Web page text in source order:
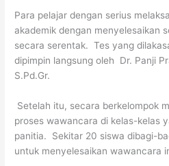
Para pelajar dengan serius
akademik dengan menyelesaikan
secara serentak. Tes yang
dipimpin langsung oleh Dr. Panji
S.Pd.Gr.
Setelah itu, secara berkelompok
proses wawancara di kelas-kelas
panitia. Sekitar 20 siswa dibagi-
untuk menyelesaikan wawancara